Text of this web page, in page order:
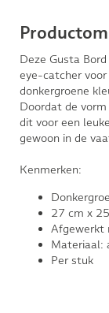
Deze Gusta
eye-catcher
donkergroene
Doordat de
dit voor een
gewoon in de
Kenmerken:
27 cm x
Afgewerkt
Materiaal:
Per stuk